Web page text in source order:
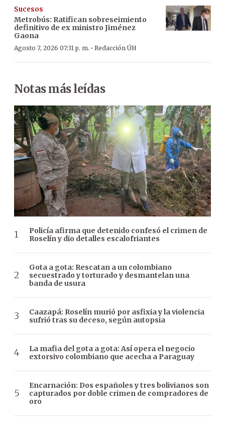
Sucesos
Metrobús: Ratifican sobreseimiento
definitivo de ex ministro Jiménez
Gaona
Agosto 7, 2026 07:31 p. m. · Redacción ÚH
Notas más leídas
Policía afirma que detenido confesó el crimen de
Roselín y dio detalles escalofriantes
Gota a gota: Rescatan a un colombiano
secuestrado y torturado y desmantelan una
banda de usura
Caazapá: Roselín murió por asfixia y la violencia
sufrió tras su deceso, según autopsia
La mafia del gota a gota: Así opera el negocio
extorsivo colombiano que acecha a Paraguay
Encarnación: Dos españoles y tres bolivianos son
capturados por doble crimen de compradores de
oro